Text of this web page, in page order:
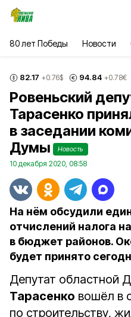
80 лет Победы Новости
82.17 +0.76$ 94.84 +0.78€
Ровеньский
Тарасенко
в заседании
Думы
Новость
10 декабря 2020, 08:58
На нём обсудили
отчислений налога
в бюджет районов.
будет принято
Депутат областной
Тарасенко вошёл в
по строительству,